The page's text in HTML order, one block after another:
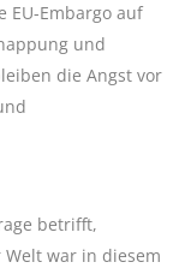
EU-Embargo auf
und
die Angst vor
betrifft,
war in diesem